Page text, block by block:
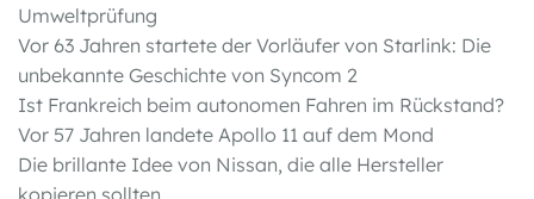
Umweltprüfung
Vor 63 Jahren startete der Vorläufer von Starlink: Die
unbekannte Geschichte von Syncom 2
Ist Frankreich beim autonomen Fahren im Rückstand?
Vor 57 Jahren landete Apollo 11 auf dem Mond
Die brillante Idee von Nissan, die alle Hersteller